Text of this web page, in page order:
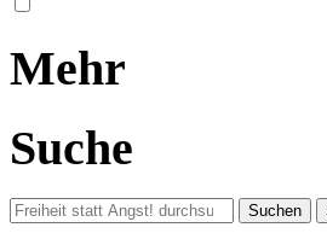
Mehr
Suche